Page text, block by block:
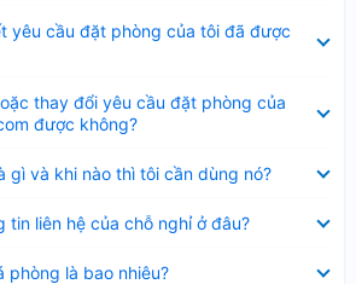
yêu cầu đặt phòng của tôi đã được
thay đổi yêu cầu đặt phòng của
được không?
gì và khi nào thì tôi cần dùng nó?
tin liên hệ của chỗ nghỉ ở đâu?
phòng là bao nhiêu?